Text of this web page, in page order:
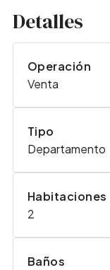
Detalles
Operación
Venta
Tipo
Departamento
Habitaciones
2
Baños